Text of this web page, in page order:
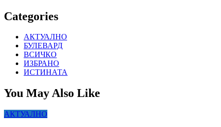
Categories
АКТУАЛНО
БУЛЕВАРД
ВСИЧКО
ИЗБРАНО
ИСТИНАТА
You May Also Like
АКТУАЛНО